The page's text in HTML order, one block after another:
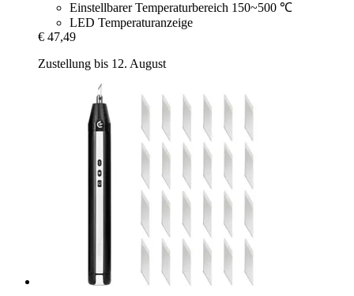
Einstellbarer Temperaturbereich 150~500 ℃
LED Temperaturanzeige
€ 47,49
Zustellung bis 12. August